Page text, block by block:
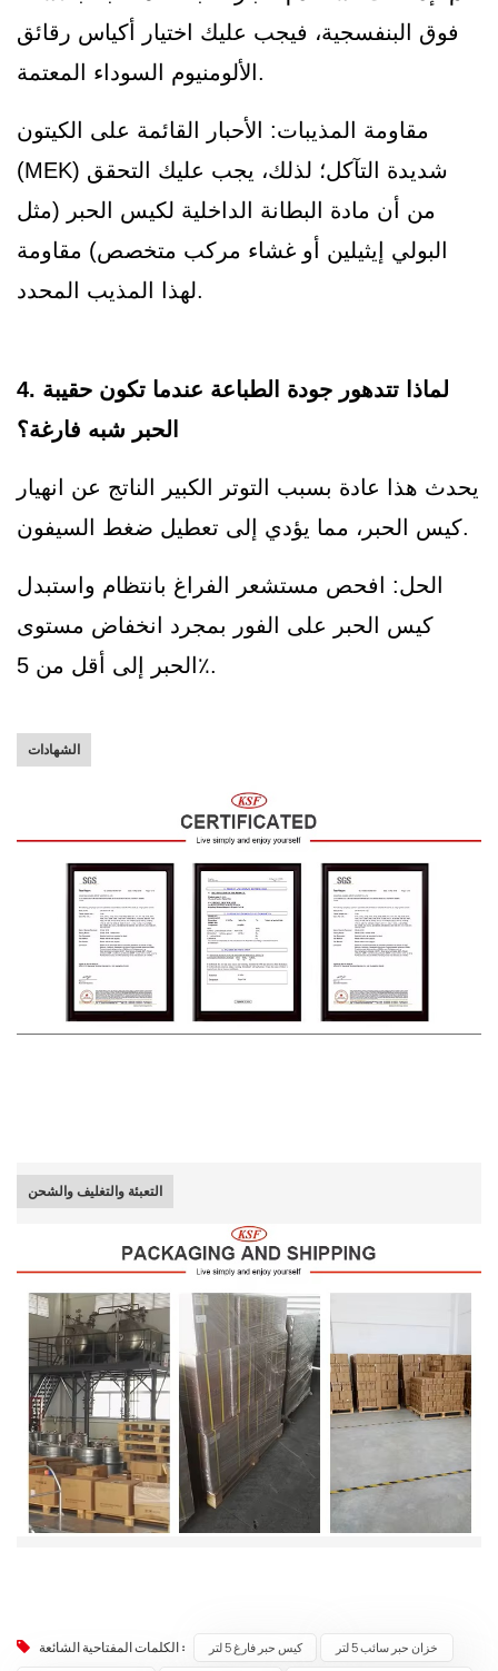
فوق البنفسجية، فيجب عليك اختيار أكياس رقائق
الألومنيوم السوداء المعتمة.
مقاومة المذيبات: الأحبار القائمة على الكيتون
(MEK) شديدة التآكل؛ لذلك، يجب عليك التحقق
من أن مادة البطانة الداخلية لكيس الحبر (مثل
البولي إيثيلين أو غشاء مركب متخصص) مقاومة
لهذا المذيب المحدد.
4. لماذا تتدهور جودة الطباعة عندما تكون حقيبة
الحبر شبه فارغة؟
يحدث هذا عادة بسبب التوتر الكبير الناتج عن انهيار
كيس الحبر، مما يؤدي إلى تعطيل ضغط السيفون.
الحل: افحص مستشعر الفراغ بانتظام واستبدل
كيس الحبر على الفور بمجرد انخفاض مستوى
الحبر إلى أقل من 5٪.
الشهادات
التعبئة والتغليف والشحن
الكلمات المفتاحية الشائعة : كيس حبر فارغ 5 لتر
خزان حبر سائب 5 لتر